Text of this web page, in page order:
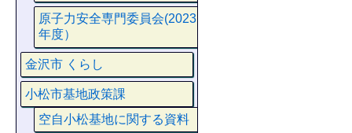
原子力安全専門委員会(2023
年度）
金沢市 くらし
小松市基地政策課
空自小松基地に関する資料